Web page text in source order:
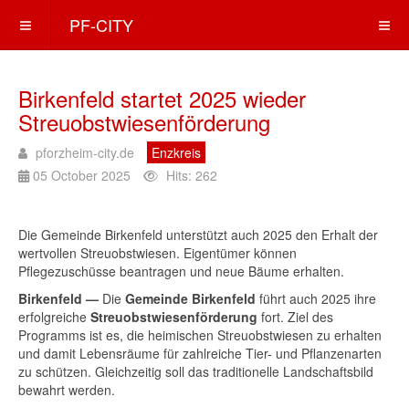
PF-CITY
Birkenfeld startet 2025 wieder
Streuobstwiesenförderung
pforzheim-city.de
Enzkreis
05 October 2025
Hits: 262
Die Gemeinde Birkenfeld unterstützt auch 2025 den Erhalt der
wertvollen Streuobstwiesen. Eigentümer können
Pflegezuschüsse beantragen und neue Bäume erhalten.
Birkenfeld — Die Gemeinde Birkenfeld führt auch 2025 ihre
erfolgreiche Streuobstwiesenförderung fort. Ziel des
Programms ist es, die heimischen Streuobstwiesen zu erhalten
und damit Lebensräume für zahlreiche Tier- und Pflanzenarten
zu schützen. Gleichzeitig soll das traditionelle Landschaftsbild
bewahrt werden.